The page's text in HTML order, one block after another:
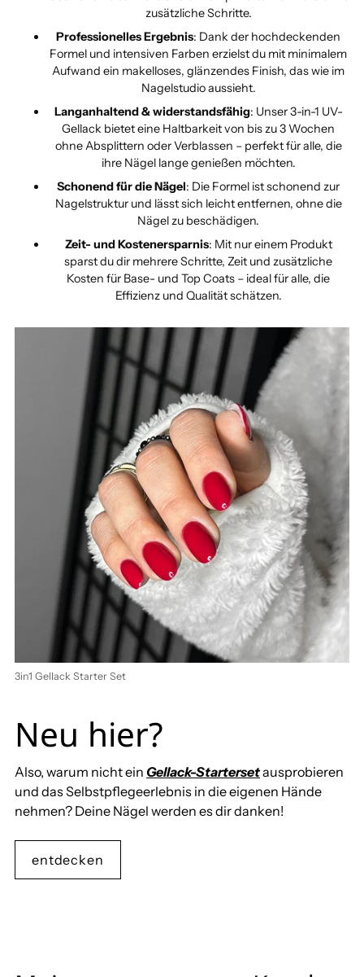
zusätzliche Schritte.
Professionelles Ergebnis: Dank der hochdeckenden
Formel und intensiven Farben erzielst du mit minimalem
Aufwand ein makelloses, glänzendes Finish, das wie im
Nagelstudio aussieht.
Langanhaltend & widerstandsfähig: Unser 3-in-1 UV-
Gellack bietet eine Haltbarkeit von bis zu 3 Wochen
ohne Absplittern oder Verblassen – perfekt für alle, die
ihre Nägel lange genießen möchten.
Schonend für die Nägel: Die Formel ist schonend zur
Nagelstruktur und lässt sich leicht entfernen, ohne die
Nägel zu beschädigen.
Zeit- und Kostenersparnis: Mit nur einem Produkt
sparst du dir mehrere Schritte, Zeit und zusätzliche
Kosten für Base- und Top Coats – ideal für alle, die
Effizienz und Qualität schätzen.
3in1 Gellack Starter Set
Neu hier?
Also, warum nicht ein Gellack-Startersetausprobieren
und das Selbstpflegeerlebnis in die eigenen Hände
nehmen? Deine Nägel werden es dir danken!
entdecken